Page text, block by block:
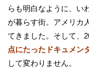
らも明白なように、い
が暮らす街。アメリカ
てきました。そして、
点にたったドキュメン
して変わりません。